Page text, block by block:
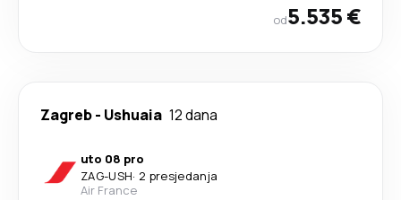
od5.535 €
Zagreb- Ushuaia 12 dana
uto 08 pro
ZAG-USH· 2 presjedanja
Air France